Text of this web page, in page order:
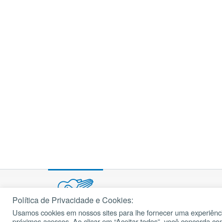
cancaonova.com© 2002 – 2026
Política de Privacidade e Cookies:
Usamos cookies em nossos sites para lhe fornecer uma